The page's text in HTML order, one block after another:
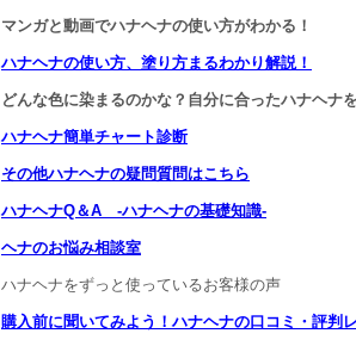
マンガと動画でハナヘナの使い方がわかる！
ハナヘナの使い方、塗り方まるわかり解説！
どんな色に染まるのかな？自分に合ったハナヘナ
ハナヘナ簡単チャート診断
その他ハナヘナの疑問質問はこちら
ハナヘナQ＆A -ハナヘナの基礎知識-
ヘナのお悩み相談室
ハナヘナをずっと使っているお客様の声
購入前に聞いてみよう！ハナヘナの口コミ・評判